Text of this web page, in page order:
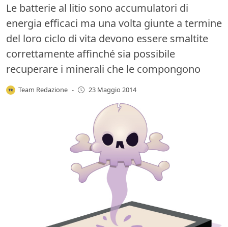
Le batterie al litio sono accumulatori di
energia efficaci ma una volta giunte a termine
del loro ciclo di vita devono essere smaltite
correttamente affinché sia possibile
recuperare i minerali che le compongono
Team Redazione - 23 Maggio 2014